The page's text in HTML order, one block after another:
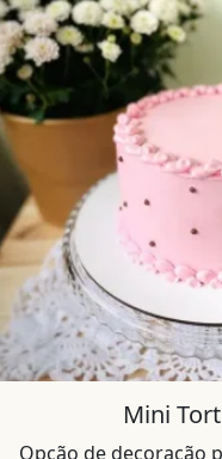
Mini
Opção de decoração